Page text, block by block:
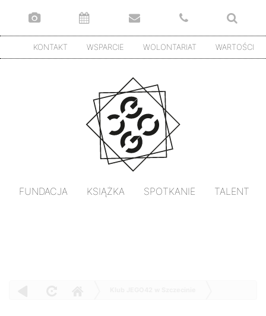
KONTAKT WSPARCIE WOLONTARIAT WARTOŚCI
FUNDACJA KSIĄŻKA SPOTKANIE TALENT